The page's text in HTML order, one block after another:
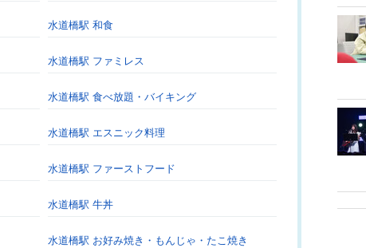
水道橋駅 和食
水道橋駅 ファミレス
水道橋駅 食べ放題・バイキング
水道橋駅 エスニック料理
水道橋駅 ファーストフード
水道橋駅 牛丼
水道橋駅 お好み焼き・もんじゃ・たこ焼き